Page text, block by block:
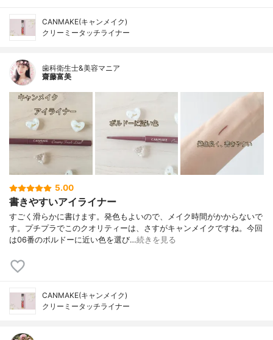
CANMAKE(キャンメイク)
クリーミータッチライナー
歯科衛生士&美容マニア
齋藤富美
5.00
書きやすいアイライナー
すごく滑らかに書けます。発色もよいので、メイク時間がかからないで
す。プチプラでこのクオリティーは、さすがキャンメイクですね。今回
は06番のボルドーに近い色を選び…続きを見る
CANMAKE(キャンメイク)
クリーミータッチライナー